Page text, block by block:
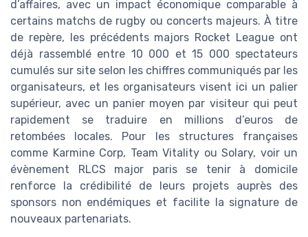
d’affaires, avec un impact économique comparable à
certains matchs de rugby ou concerts majeurs. À titre
de repère, les précédents majors Rocket League ont
déjà rassemblé entre 10 000 et 15 000 spectateurs
cumulés sur site selon les chiffres communiqués par les
organisateurs, et les organisateurs visent ici un palier
supérieur, avec un panier moyen par visiteur qui peut
rapidement se traduire en millions d’euros de
retombées locales. Pour les structures françaises
comme Karmine Corp, Team Vitality ou Solary, voir un
évènement RLCS major paris se tenir à domicile
renforce la crédibilité de leurs projets auprès des
sponsors non endémiques et facilite la signature de
nouveaux partenariats.